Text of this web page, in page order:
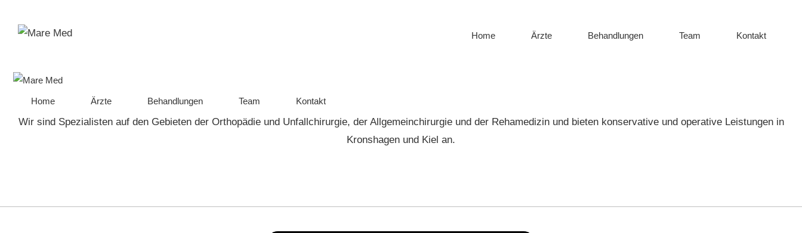
Inhalt
Home Ärzte Behandlungen Team Kontakt
Home Ärzte Behandlungen Team Kontakt
Wir sind Spezialisten auf den Gebieten der Orthopädie und Unfallchirurgie, der Allgemeinchirurgie und der Rehamedizin und bieten konservative und operative Leistungen in
Kronshagen und Kiel an.